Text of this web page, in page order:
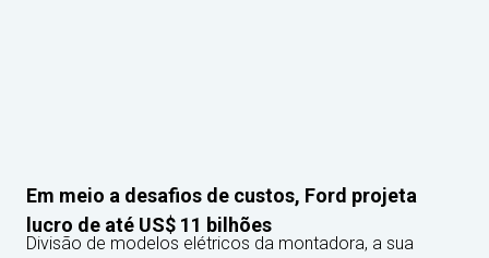
Em meio a desafios de custos, Ford projeta
lucro de até US$ 11 bilhões
Divisão de modelos elétricos da montadora, a sua